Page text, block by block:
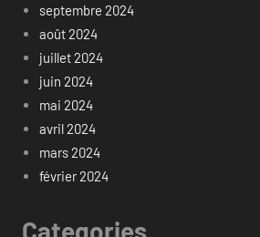
septembre 2024
août 2024
juillet 2024
juin 2024
mai 2024
avril 2024
mars 2024
février 2024
Categories